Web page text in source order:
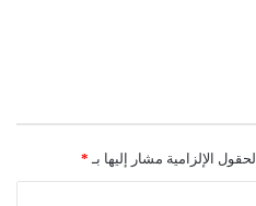
الحقول الإلزامية مشار إليها بـ *